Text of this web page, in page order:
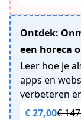
Ontdek:
een horeca
Leer hoe je
apps en
verbeteren
€ 27,00€